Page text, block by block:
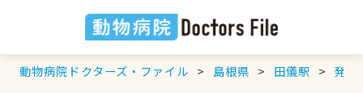
動物病院ドクターズ・ファイル 島根県 田儀駅 発熱